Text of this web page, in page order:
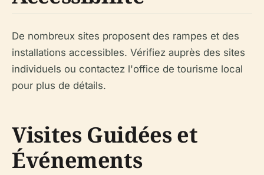
De nombreux sites proposent des rampes et des
installations accessibles. Vérifiez auprès des sites
individuels ou contactez l'office de tourisme local
pour plus de détails.
Visites Guidées et
Événements